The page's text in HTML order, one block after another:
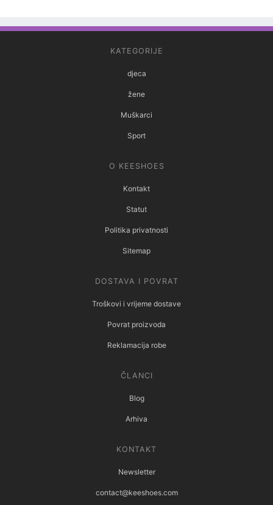
KATEGORIJE
djeca
žene
Muškarci
Sport
O KEESHOES
Kontakt
Statut
Politika privatnosti
Sitemap
DOSTAVA I POVRAT
Troškovi i vrijeme dostave
Povrat proizvoda
Reklamacija robe
ČLANCI
Blog
Arhiva
KONTAKT
Newsletter
contact@keeshoes.com